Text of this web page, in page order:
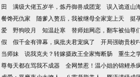
田
满级大佬五岁半，炼丹御兽成团宠 误入诡道山
餐馋死仇家
随爹入赘后，我被继母全家宠上天 挺
爱
野狗咬月 知温赴寒 替师姐网恋，翻车被仙尊
假
假千金有弹幕，疯批夫君宠疯了 开局强吻贵校
当师妹
说我克夫？转嫁摄政王全家悔断肠 重生之
尊每天都在骂我不成器
全网禁惹！温小姐的锦鲤杀